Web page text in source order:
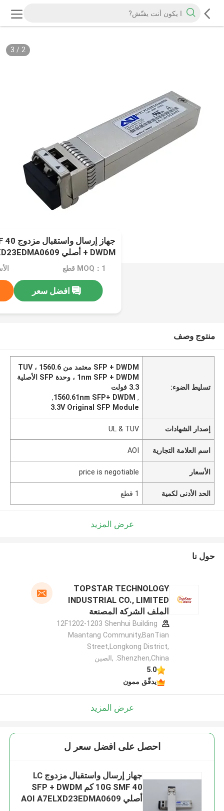
2
/
3
+ DWDM أصلي AOI A7ELXD23EDMA0609
MOQ：1 قطع
افضل سعر
منتوج وصف
تسليط الضوء:
SFP + DWDM معتمد من TUV ، 1560.6
1nm SFP + DWDM ، وحدة SFP الأصلية
3.3 فولت
,
1560.61nm SFP+ DWDM
,
3.3V Original SFP Module
إصدار الشهادات UL & TUV
اسم العلامة التجارية AOI
الأسعار price is negotiable
الحد الأدنى لكمية 1 قطع
عرض المزيد
حول نا
TOPSTAR TECHNOLOGY
INDUSTRIAL CO., LIMITED
الملف الشركة المصنعة
12F1202-1203 Shenhui Building
Maantang Community,BanTian
Street,Longkong District,
Shenzhen,China. ,الصين
5.0
يدقّق ممون
عرض المزيد
احصل على افضل سعر ل
جهاز إرسال واستقبال مزدوج LC
10G SMF 40 كم SFP + DWDM
أصلي AOI A7ELXD23EDMA0609